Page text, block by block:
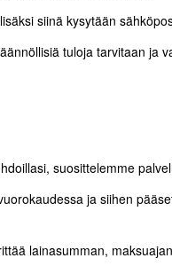
siinä kysytään
tuloja tarvitaan ja
suosittelemme
ja siihen
lainasumman,